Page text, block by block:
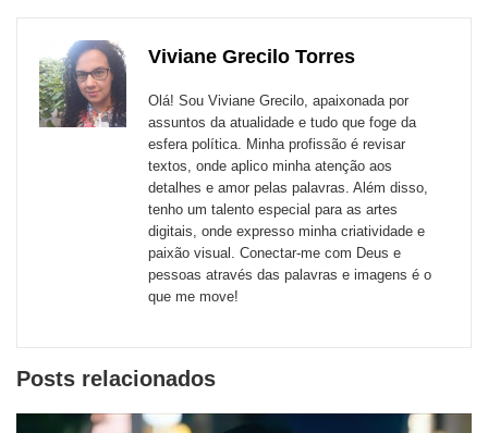
sites
externos
EmailFacebookMessenger
TwitterWhatsApp
LinkedIn
Viviane Grecilo Torres
Olá! Sou Viviane Grecilo, apaixonada por
assuntos da atualidade e tudo que foge da
esfera política. Minha profissão é revisar
textos, onde aplico minha atenção aos
detalhes e amor pelas palavras. Além disso,
tenho um talento especial para as artes
digitais, onde expresso minha criatividade e
paixão visual. Conectar-me com Deus e
pessoas através das palavras e imagens é o
que me move!
Posts relacionados